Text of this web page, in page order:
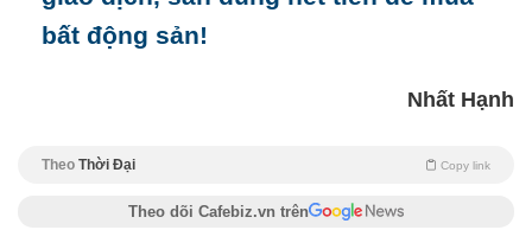
bất động sản!
Nhất Hạnh
Theo Thời Đại Copy link
Theo dõi Cafebiz.vn trên